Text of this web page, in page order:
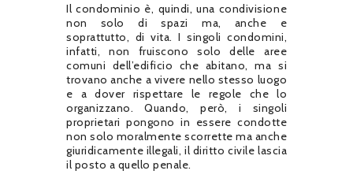
Il condominio è, quindi, una condivisione
non solo di spazi ma, anche e
soprattutto, di vita. I singoli condomini,
infatti, non fruiscono solo delle aree
comuni dell’edificio che abitano, ma si
trovano anche a vivere nello stesso luogo
e a dover rispettare le regole che lo
organizzano. Quando, però, i singoli
proprietari pongono in essere condotte
non solo moralmente scorrette ma anche
giuridicamente illegali, il diritto civile lascia
il posto a quello penale.